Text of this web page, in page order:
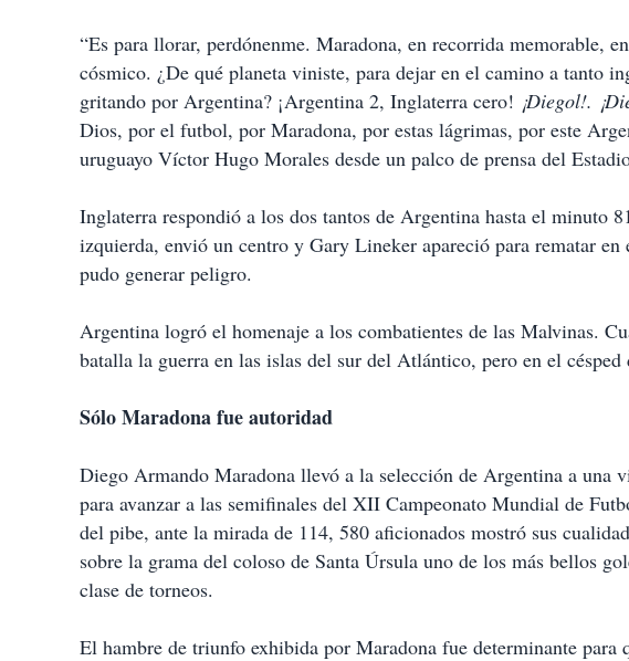
“Es para llorar, perdónenme. Maradona, en recorrida memorable,
cósmico. ¿De qué planeta viniste, para dejar en el camino a tanto
gritando por Argentina? ¡Argentina 2, Inglaterra cero! ¡Diegol!.
Dios, por el futbol, por Maradona, por estas lágrimas, por este
uruguayo Víctor Hugo Morales desde un palco de prensa del
Inglaterra respondió a los dos tantos de Argentina hasta el minuto
izquierda, envió un centro y Gary Lineker apareció para rematar
pudo generar peligro.
Argentina logró el homenaje a los combatientes de las Malvinas.
batalla la guerra en las islas del sur del Atlántico, pero en el
Sólo Maradona fue autoridad
Diego Armando Maradona llevó a la selección de Argentina a una
para avanzar a las semifinales del XII Campeonato Mundial de
del pibe, ante la mirada de 114, 580 aficionados mostró sus
sobre la grama del coloso de Santa Úrsula uno de los más bellos
clase de torneos.
El hambre de triunfo exhibida por Maradona fue determinante para